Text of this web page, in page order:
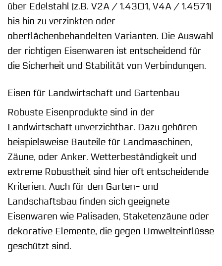
über Edelstahl (z.B. V2A / 1.4301, V4A / 1.4571)
bis hin zu verzinkten oder
oberflächenbehandelten Varianten. Die Auswahl
der richtigen Eisenwaren ist entscheidend für
die Sicherheit und Stabilität von Verbindungen.
Eisen für Landwirtschaft und Gartenbau
Robuste Eisenprodukte sind in der
Landwirtschaft unverzichtbar. Dazu gehören
beispielsweise Bauteile für Landmaschinen,
Zäune, oder Anker. Wetterbeständigkeit und
extreme Robustheit sind hier oft entscheidende
Kriterien. Auch für den Garten- und
Landschaftsbau finden sich geeignete
Eisenwaren wie Palisaden, Staketenzäune oder
dekorative Elemente, die gegen Umwelteinflüsse
geschützt sind.